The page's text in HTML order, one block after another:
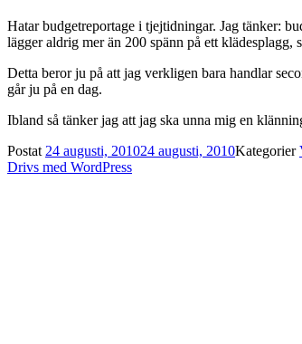
Hatar budgetreportage i tjejtidningar. Jag tänker:
lägger aldrig mer än 200 spänn på ett
Detta beror ju på att jag verkligen bara handlar
går ju på en dag.
Ibland så tänker jag att jag ska unna mig en
Postat 24 augusti, 201024 augusti, 2010Kategorier
Drivs med WordPress